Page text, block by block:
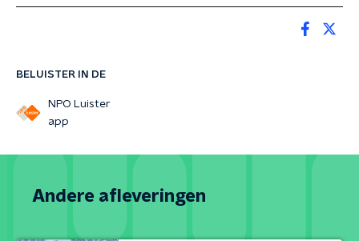
BELUISTER IN DE
NPO Luister
app
Andere afleveringen